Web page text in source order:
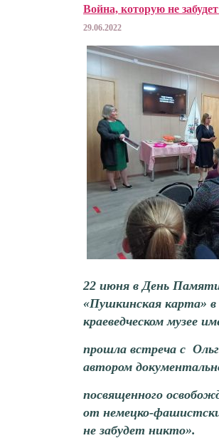
Война, которую не
29.06.2022
22 июня в День
«Пушкинская карта» в
краеведческом музее
прошла встреча с
автором
посвященного
от немецко-
не забудет никто».